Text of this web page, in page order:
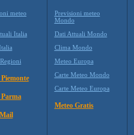
meteo
Italia
Previsioni meteo
Mondo
Dati Attuali Mondo
Clima Mondo
Meteo Europa
Carte Meteo Mondo
Carte Meteo Europa
Meteo Gratis